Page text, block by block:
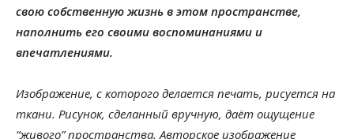
свою собственную жизнь в этом пространстве,
наполнить его своими воспоминаниями и
впечатлениями.
Изображение, с которого делается печать, рисуется на
ткани. Рисунок, сделанный вручную, даёт ощущение
“живого” пространства. Авторское изображение